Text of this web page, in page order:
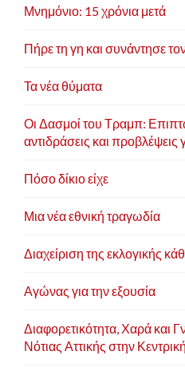
Μνημόνιο: 15 χρόνια μετά
Πήρε τη γη και συνάντησε
Τα νέα θύματα
Οι Δασμοί του Τραμπ:
αντιδράσεις και προβλέψεις
Πόσο δίκιο είχε
Μια νέα εθνική τραγωδία
Διαχείριση της εκλογικής
Αγώνας για την εξουσία
Διαφορετικότητα, Χαρά και
Νότιας Αττικής στην